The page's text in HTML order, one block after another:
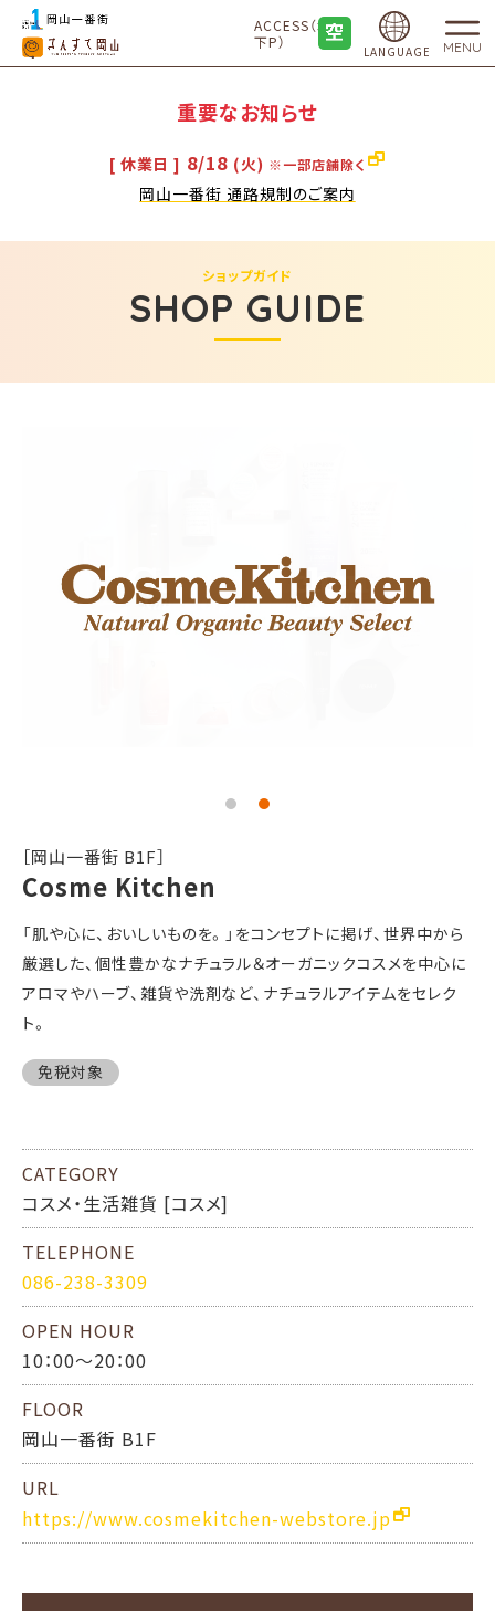
ACCESS（地
下P）
LANGUAGE MENU
重要なお知らせ
[ 休業日 ] 8/18 (火) ※一部店舗除く
岡山一番街 通路規制のご案内
SHOP GUIDE
ショップガイド
［岡山一番街 B1F］
Cosme Kitchen
「肌や心に、おいしいものを。」をコンセプトに掲げ、世界中から
厳選した、個性豊かなナチュラル＆オーガニックコスメを中心に
アロマやハーブ、雑貨や洗剤など、ナチュラルアイテムをセレク
ト。
免税対象
CATEGORY
コスメ・生活雑貨 [コスメ]
TELEPHONE
086-238-3309
OPEN HOUR
10：00～20：00
FLOOR
岡山一番街 B1F
URL
https://www.cosmekitchen-webstore.jp